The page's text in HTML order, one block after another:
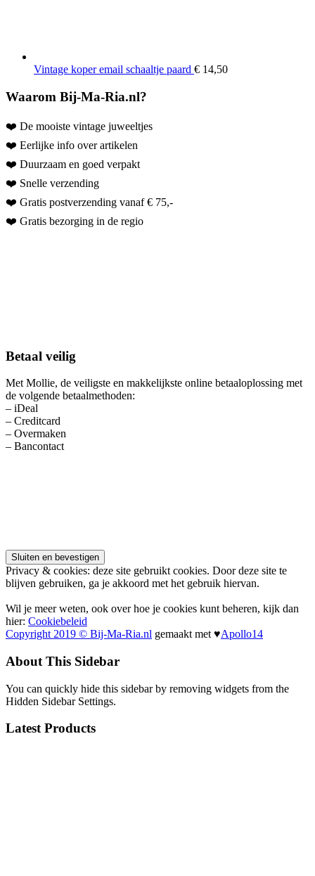
Vintage koper email schaaltje paard € 14,50
Waarom Bij-Ma-Ria.nl?
❤️ De mooiste vintage juweeltjes
❤️ Eerlijke info over artikelen
❤️ Duurzaam en goed verpakt
❤️ Snelle verzending
❤️ Gratis postverzending vanaf € 75,-
❤️ Gratis bezorging in de regio
Betaal veilig
Met Mollie, de veiligste en makkelijkste online betaaloplossing met
de volgende betaalmethoden:
– iDeal
– Creditcard
– Overmaken
– Bancontact
Privacy & cookies: deze site gebruikt cookies. Door deze site te
blijven gebruiken, ga je akkoord met het gebruik hiervan.
Wil je meer weten, ook over hoe je cookies kunt beheren, kijk dan
hier: Cookiebeleid
Copyright 2019 © Bij-Ma-Ria.nl gemaakt met ♥Apollo14
About This Sidebar
You can quickly hide this sidebar by removing widgets from the
Hidden Sidebar Settings.
Latest Products